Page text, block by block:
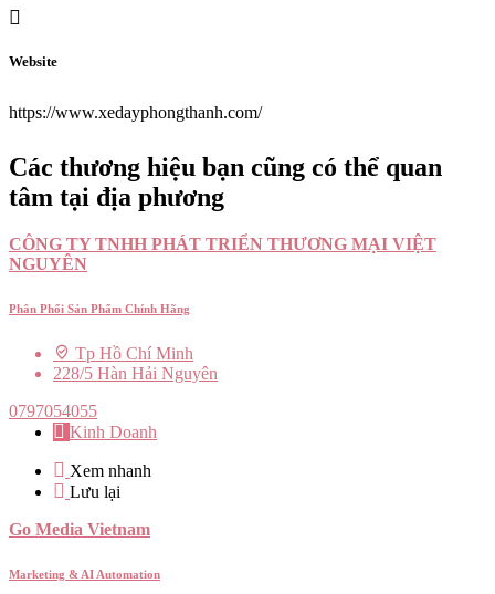
Website
https://www.xedayphongthanh.com/
Các thương hiệu bạn cũng có thể quan
tâm tại địa phương
CÔNG TY TNHH PHÁT TRIỂN THƯƠNG MẠI VIỆT
NGUYÊN
Phân Phối Sản Phẩm Chính Hãng
Tp Hồ Chí Minh
228/5 Hàn Hải Nguyên
0797054055
Kinh Doanh
Xem nhanh
Lưu lại
Go Media Vietnam
Marketing & AI Automation